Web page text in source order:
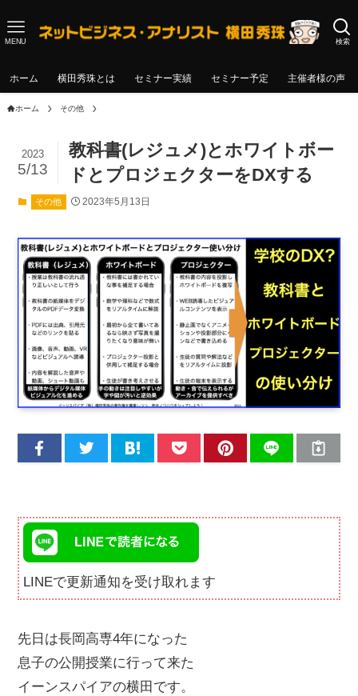
検索
MENU
ホーム 横田秀珠とは セミナー実績 セミナー予定 主催者様の声
ホーム その他
教科書(レジュメ)とホワイトボー
ドとプロジェクターをDXする
2023
5/13
その他 2023年5月13日
LINEで更新通知を受け取れます
先日は長岡高専4年になった
息子の公開授業に行って来た
イーンスパイアの横田です。